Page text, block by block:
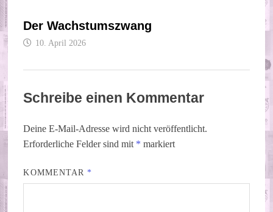
Der Wachstumszwang
10. April 2026
Schreibe einen Kommentar
Deine E-Mail-Adresse wird nicht veröffentlicht.
Erforderliche Felder sind mit * markiert
KOMMENTAR *